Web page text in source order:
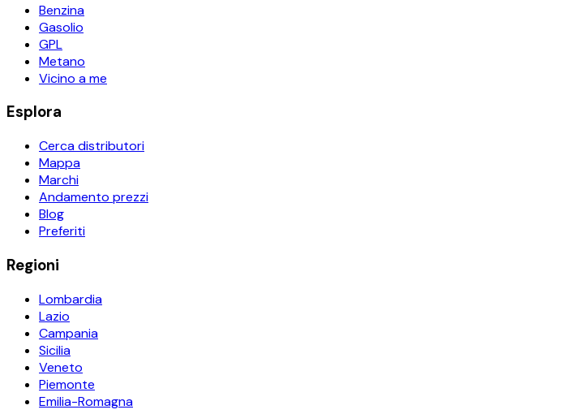
Benzina
Gasolio
GPL
Metano
Vicino a me
Esplora
Cerca distributori
Mappa
Marchi
Andamento prezzi
Blog
Preferiti
Regioni
Lombardia
Lazio
Campania
Sicilia
Veneto
Piemonte
Emilia-Romagna